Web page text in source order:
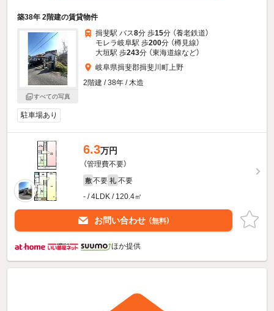
築38年 2階建の賃貸物件
すべての写真
揖斐駅 バス8分 歩15分 （養老鉄道）
モレラ岐阜駅 歩200分 （樽見線）
大垣駅 歩243分 （東海道線など）
岐阜県揖斐郡揖斐川町上野
2階建 / 38年 / 木造
駐車場あり
6.3万円
（管理費不要）
敷 不要 礼 不要
- / 4LDK / 120.4㎡
お問い合わせ （無料）
ほか提供